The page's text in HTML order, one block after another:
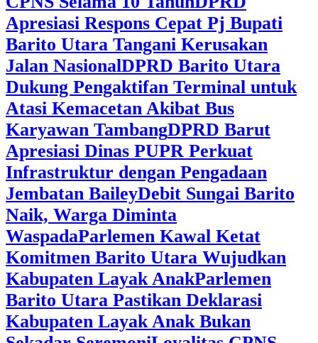
Apresiasi Respons Cepat Pj Bupati
Barito Utara Tangani Kerusakan
Jalan NasionalDPRD Barito Utara
Dukung Pengaktifan Terminal untuk
Atasi Kemacetan Akibat Bus
Karyawan TambangDPRD Barut
Apresiasi Dinas PUPR Perkuat
Infrastruktur dengan Pengadaan
Jembatan BaileyDebit Sungai Barito
Naik, Warga Diminta
WaspadaParlemen Kawal Ketat
Komitmen Barito Utara Wujudkan
Kabupaten Layak AnakParlemen
Barito Utara Pastikan Deklarasi
Kabupaten Layak Anak Bukan